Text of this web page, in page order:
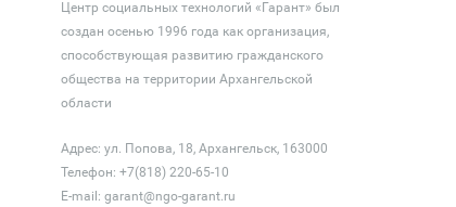
Центр социальных технологий «Гарант» был
создан осенью 1996 года как организация,
способствующая развитию гражданского
общества на территории Архангельской
области
Адрес: ул. Попова, 18, Архангельск, 163000
Телефон: +7(818) 220-65-10
E-mail: garant@ngo-garant.ru